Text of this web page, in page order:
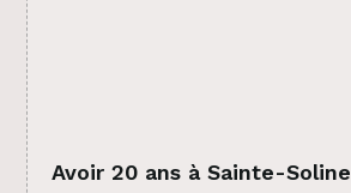
Avoir 20 ans à Sainte-Soline